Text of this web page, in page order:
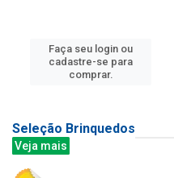
Faça seu login ou
cadastre-se para
comprar.
Seleção Brinquedos
Veja mais